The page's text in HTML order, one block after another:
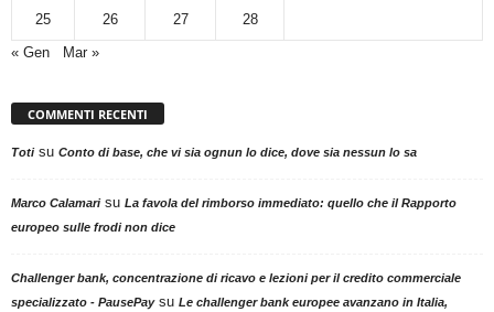
25 26 27
28
« Gen
Mar »
COMMENTI RECENTI
Totisu Conto di base, che vi sia ognun lo dice, dove sia nessun lo sa
Marco Calamarisu La favola del rimborso immediato: quello che il Rapporto
europeo sulle frodi non dice
Challenger bank, concentrazione di ricavo e lezioni per il credito commerciale
specializzato - PausePaysu Le challenger bank europee avanzano in Italia,